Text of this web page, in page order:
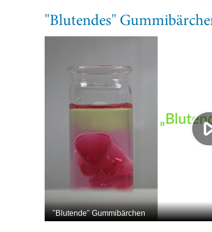
"Blutendes"